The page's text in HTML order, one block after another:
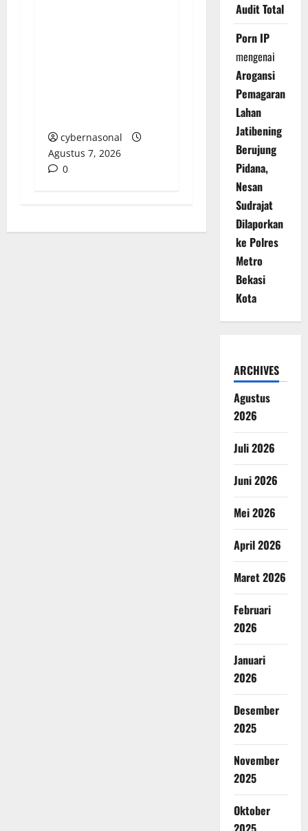
cybernasonal
Agustus 7, 2026
0
Audit Total
Porn IP
mengenai
Arogansi
Pemagaran
Lahan
Jatibening
Berujung
Pidana,
Nesan
Sudrajat
Dilaporkan
ke Polres
Metro
Bekasi
Kota
ARCHIVES
Agustus
2026
Juli 2026
Juni 2026
Mei 2026
April 2026
Maret 2026
Februari
2026
Januari
2026
Desember
2025
November
2025
Oktober